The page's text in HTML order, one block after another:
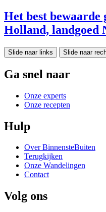
Het best bewaarde
Holland, landgoed
Slide naar links Slide naar
Ga snel naar
Onze experts
Onze recepten
Hulp
Over BinnensteBuiten
Terugkijken
Onze Wandelingen
Contact
Volg ons